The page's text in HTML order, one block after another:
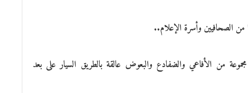
من الصحافيين وأسرة الإعلام..
من الأفاعي والضفادع والبعوض عالقة بالطريق السيار على بعد